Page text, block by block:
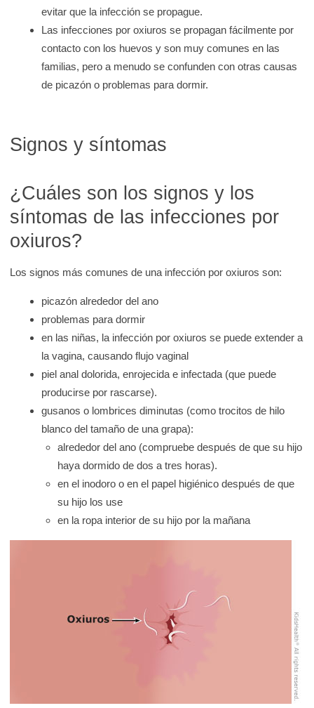
evitar que la infección se propague.
Las infecciones por oxiuros se propagan fácilmente por
contacto con los huevos y son muy comunes en las
familias, pero a menudo se confunden con otras causas
de picazón o problemas para dormir.
Signos y síntomas
¿Cuáles son los signos y los
síntomas de las infecciones por
oxiuros?
Los signos más comunes de una infección por oxiuros son:
picazón alrededor del ano
problemas para dormir
en las niñas, la infección por oxiuros se puede extender a
la vagina, causando flujo vaginal
piel anal dolorida, enrojecida e infectada (que puede
producirse por rascarse).
gusanos o lombrices diminutas (como trocitos de hilo
blanco del tamaño de una grapa):
alrededor del ano (compruebe después de que su hijo
haya dormido de dos a tres horas).
en el inodoro o en el papel higiénico después de que
su hijo los use
en la ropa interior de su hijo por la mañana